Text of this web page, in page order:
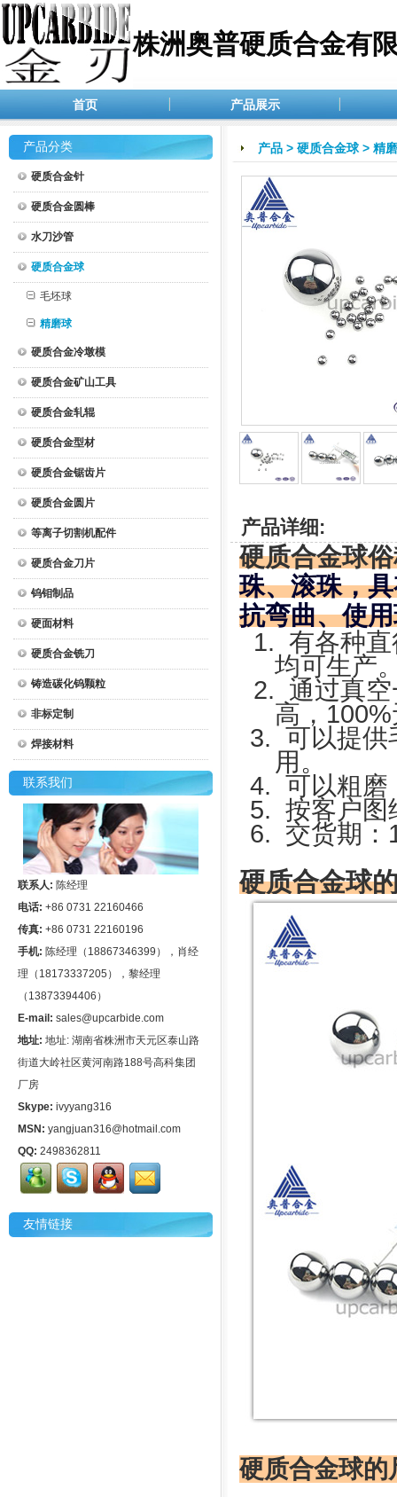
株洲奥普硬质合金有
首页 产品展示
产品分类
硬质合金针
硬质合金圆棒
水刀沙管
硬质合金球
毛坯球
精磨球
硬质合金冷墩模
硬质合金矿山工具
硬质合金轧辊
硬质合金型材
硬质合金锯齿片
硬质合金圆片
等离子切割机配件
硬质合金刀片
钨钼制品
硬面材料
硬质合金铣刀
铸造碳化钨颗粒
非标定制
焊接材料
联系我们
联系人: 陈经理
电话: +86 0731 22160466
传真: +86 0731 22160196
手机: 陈经理（18867346399），肖经
理（18173337205），黎经理
（13873394406）
E-mail: sales@upcarbide.com
地址: 地址: 湖南省株洲市天元区泰山路
街道大岭社区黄河南路188号高科集团
厂房
Skype: ivyyang316
MSN: yangjuan316@hotmail.com
QQ: 2498362811
友情链接
产品 > 硬质合金球 > 精
产品详细:
硬质合金球
珠、滚珠，
抗弯曲、使
1. 有各种
均可生产
2. 通过真
高， 100%
3. 可以提供
用。
4. 可以粗磨
5. 按客户图
6. 交货期：
硬质合金球
硬质合金球的